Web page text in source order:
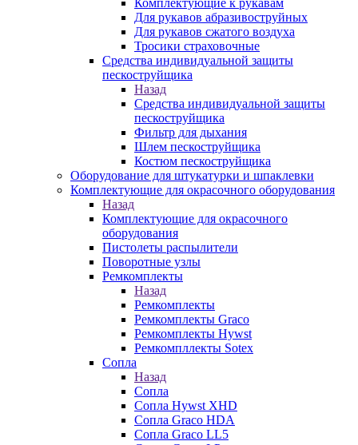
Комплектующие к рукавам
Для рукавов абразивоструйных
Для рукавов сжатого воздуха
Тросики страховочные
Средства индивидуальной защиты
пескоструйщика
Назад
Средства индивидуальной защиты
пескоструйщика
Фильтр для дыхания
Шлем пескоструйщика
Костюм пескоструйщика
Оборудование для штукатурки и шпаклевки
Комплектующие для окрасочного оборудования
Назад
Комплектующие для окрасочного
оборудования
Пистолеты распылители
Поворотные узлы
Ремкомплекты
Назад
Ремкомплекты
Ремкомплекты Graco
Ремкомплекты Hywst
Ремкомпллекты Sotex
Сопла
Назад
Сопла
Сопла Hywst XHD
Сопла Graco HDA
Сопла Graco LL5